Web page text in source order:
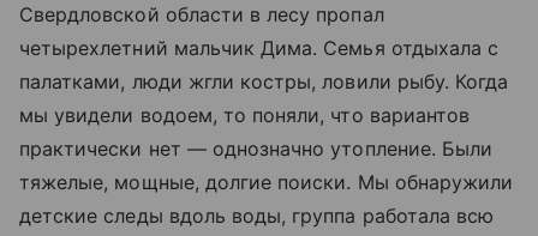
Свердловской области в лесу пропал
четырехлетний мальчик Дима. Семья отдыхала с
палатками, люди жгли костры, ловили рыбу. Когда
мы увидели водоем, то поняли, что вариантов
практически нет — однозначно утопление. Были
тяжелые, мощные, долгие поиски. Мы обнаружили
детские следы вдоль воды, группа работала всю